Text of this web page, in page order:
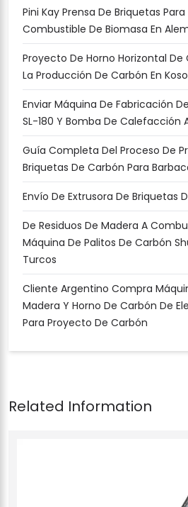
Pini Kay Prensa De Briquetas
Combustible De Biomasa En
Proyecto De Horno Horizontal
La Producción De Carbón En
Enviar Máquina De Fabricación
SL-180 Y Bomba De Calefacción
Guía Completa Del Proceso De
Briquetas De Carbón Para
Envío De Extrusora De Briquetas
De Residuos De Madera A
Máquina De Palitos De Carbón
Turcos
Cliente Argentino Compra
Madera Y Horno De Carbón De
Para Proyecto De Carbón